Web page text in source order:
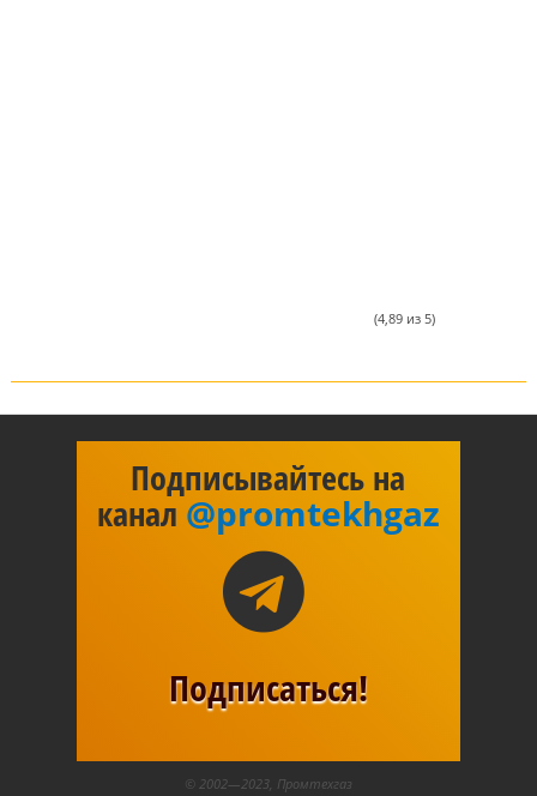
(4,89 из 5)
Подписывайтесь на
канал @promtekhgaz
Подписаться!
© 2002—2023, Промтехгаз